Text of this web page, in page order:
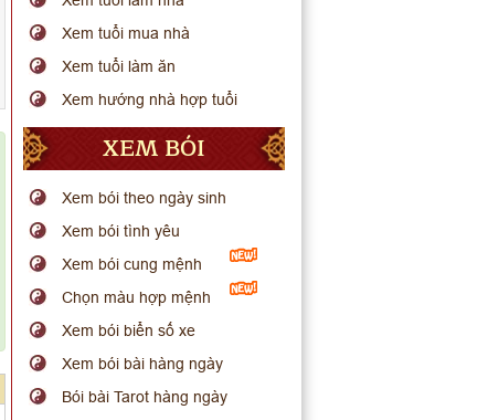
Xem tuổi mua nhà
Xem tuổi làm ăn
Xem hướng nhà hợp tuổi
XEM BÓI
Xem bói theo ngày sinh
Xem bói tình yêu
Xem bói cung mệnh
Chọn màu hợp mệnh
Xem bói biển số xe
Xem bói bài hàng ngày
Bói bài Tarot hàng ngày